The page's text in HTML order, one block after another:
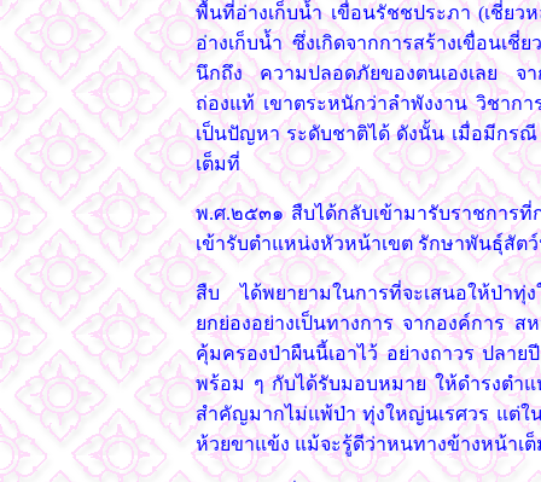
พื้นที่อ่างเก็บน้ำ เขื่อนรัชชประภา (เชี่ย
อ่างเก็บน้ำ ซึ่งเกิดจากการสร้างเขื่อนเ
นึกถึง ความปลอดภัยของตนเองเลย จ
ถ่องแท้ เขาตระหนักว่าลำพังงาน วิชากา
เป็นปัญหา ระดับชาติได้ ดังนั้น เมื่อมีกรณี
เต็มที่
พ.ศ.๒๕๓๑ สืบได้กลับเข้ามารับราชการ
เข้ารับตำแหน่งหัวหน้าเขต รักษาพันธุ์สัต
สืบ ได้พยายามในการที่จะเสนอให้ป่าทุ่
ยกย่องอย่างเป็นทางการ จากองค์การ
คุ้มครองป่าผืนนี้เอาไว้ อย่างถาวร ปลา
พร้อม ๆ กับได้รับมอบหมาย ให้ดำรงตำ
สำคัญมากไม่แพ้ป่า ทุ่งใหญ่นเรศวร แต่ใ
ห้วยขาแข้ง แม้จะรู้ดีว่าหนทางข้างหน้าเ